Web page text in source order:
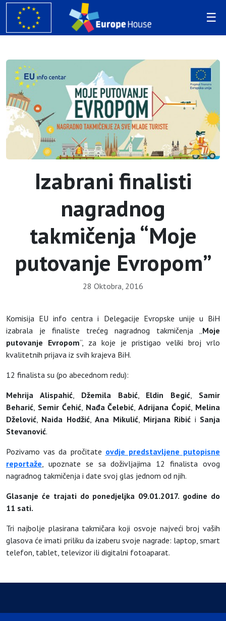
Izabrani finalisti
nagradnog
takmičenja “Moje
putovanje Evropom”
28 Oktobra, 2016
Komisija EU info centra i Delegacije Evropske unije u BiH
izabrala je finaliste trećeg nagradnog takmičenja „ Moje
putovanje Evropom“, za koje je pristigao veliki broj vrlo
kvalitetnih prijava iz svih krajeva BiH.
12 finalista su (po abecednom redu):
Mehrija Alispahić, Džemila Babić, Eldin Begić
Samir
Beharić Semir Ćehić, Nađa Čelebić ,Adrijana Ćopić Melina
Dželović Naida Hodžić,Ana Mikulić, Mirjana Ribić i Sanja
Stevanović.
Pozivamo vas da pročitate ovdje predstavljene putopisne
reportaže , upoznate se sa doživljajima 12 finalista ovog
nagradnog takmičenja i date svoj glas jednom od njih.
Glasanje će trajati do ponedjeljka 09.01.2017. godine do
11 sati.
Tri najbolje plasirana takmičara koji osvoje najveći broj vaših
glasova će imati priliku da izaberu svoje nagrade: laptop, smart
telefon, tablet, televizor ili digitalni fotoaparat.